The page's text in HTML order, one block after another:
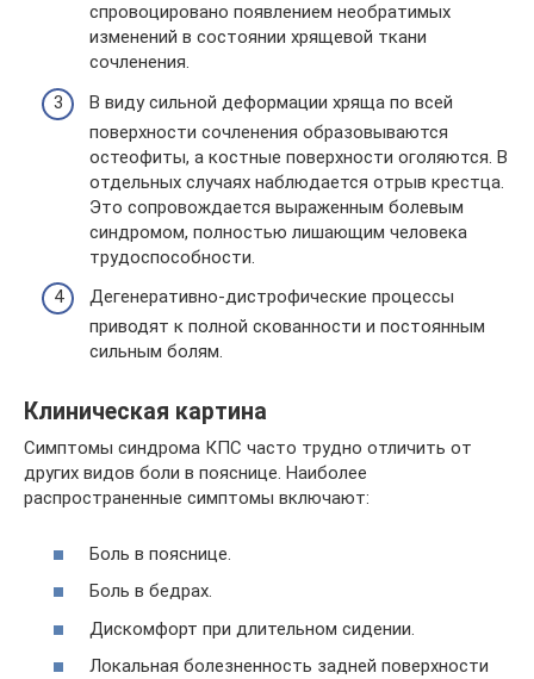
спровоцировано появлением необратимых
изменений в состоянии хрящевой ткани
сочленения.
В виду сильной деформации хряща по всей
поверхности сочленения образовываются
остеофиты, а костные поверхности оголяются. В
отдельных случаях наблюдается отрыв крестца.
Это сопровождается выраженным болевым
синдромом, полностью лишающим человека
трудоспособности.
Дегенеративно-дистрофические процессы
приводят к полной скованности и постоянным
сильным болям.
Клиническая картина
Симптомы синдрома КПС часто трудно отличить от
других видов боли в пояснице. Наиболее
распространенные симптомы включают:
Боль в пояснице.
Боль в бедрах.
Дискомфорт при длительном сидении.
Локальная болезненность задней поверхности